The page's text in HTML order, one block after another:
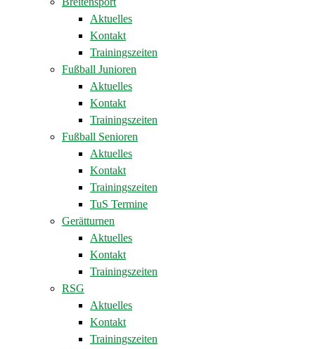
Aktuelles
Kontakt
Trainingszeiten
Fußball Junioren
Aktuelles
Kontakt
Trainingszeiten
Fußball Senioren
Aktuelles
Kontakt
Trainingszeiten
TuS Termine
Gerätturnen
Aktuelles
Kontakt
Trainingszeiten
RSG
Aktuelles
Kontakt
Trainingszeiten